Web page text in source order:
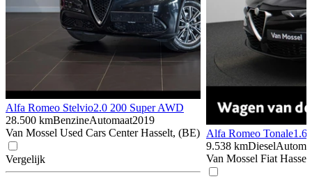
Alfa Romeo Stelvio2.0 200 Super AWD
28.500 kmBenzineAutomaat2019
Van Mossel Used Cars Center Hasselt, (BE)
Vergelijk
Alfa Romeo Tonale1.6
9.538 kmDiesel
Van Mossel Fiat